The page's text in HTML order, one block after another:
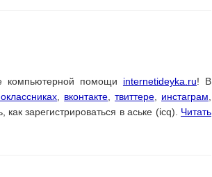
компьютерной помощи internetideyka.ru! В
, вконтакте,твиттере, инстаграм,
зарегистрироваться в аське (icq). Читать